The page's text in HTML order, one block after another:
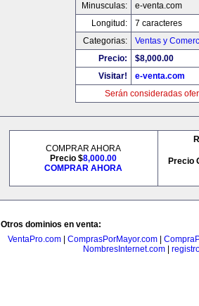
Minusculas:
e-venta.com
Longitud:
7 caracteres
Categorias:
Ventas y
Precio:
$8,000.00
Visitar!
e-venta.com
Serán consideradas
COMPRAR AHORA
Precio $8,000.00
COMPRAR AHORA
Precio
Otros dominios en venta:
VentaPro.com| ComprasPorMayor.com|
NombresInternet.com